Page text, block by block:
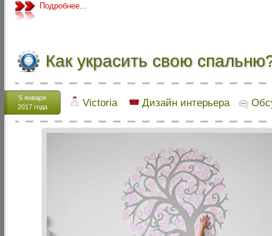
Подробнее...
Как украсить свою
5 января
2017 года
Victoria Дизайн интерьера